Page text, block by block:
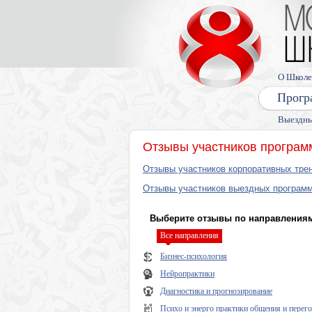
О Школе
Отзывы участников
Отзывы участников корпоративных
Отзывы участников выездных
Выберите отзывы по
Все направления
Бизнес-психология
Нейропрактики
Диагностика и прогнозирование
Психо и энерго практики общения и